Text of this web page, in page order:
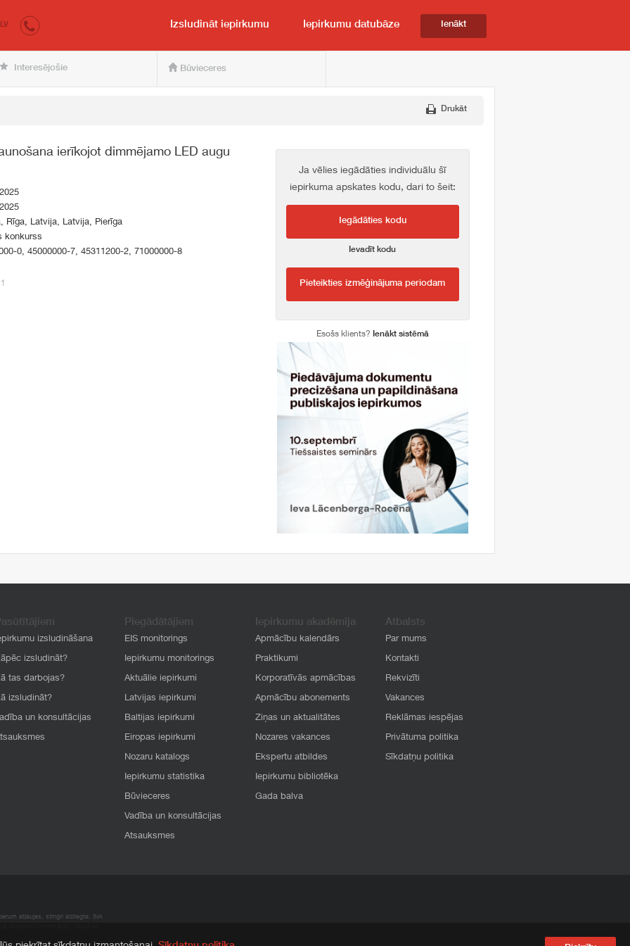
pircējam un pārdevējam
LV Izsludināt iepirkumu Iepirkumu datubāze Ienākt
Interesējošie Būvieceres
Drukāt
ierīkojot dimmējamo LED augu
Rīga, Latvija, Latvija, Pierīga
konkurss
0, 45000000-7, 45311200-2, 71000000-8
Ja vēlies iegādāties individuālu šī
iepirkuma apskates kodu, dari to šeit:
Iegādāties kodu
Ievadīt kodu
Pieteikties izmēģinājuma periodam
Esošs klients? Ienākt sistēmā
izsludināšana
izsludināt?
tas darbojas?
izsludināt?
un konsultācijas
Piegādātājiem
EIS monitorings
Iepirkumu monitorings
Aktuālie iepirkumi
Latvijas iepirkumi
Baltijas iepirkumi
Eiropas iepirkumi
Nozaru katalogs
Iepirkumu statistika
Būvieceres
Vadība un konsultācijas
Atsauksmes
Iepirkumu akadēmija
Apmācību kalendārs
Praktikumi
Korporatīvās apmācības
Apmācību abonements
Ziņas un aktualitātes
Nozares vakances
Ekspertu atbildes
Iepirkumu bibliotēka
Gada balva
Atbalsts
Par mums
Kontakti
Rekvizīti
Vakances
Reklāmas iespējas
Privātuma politika
Sīkdatņu politika
atļaujas, stingri aizliegta. SIA